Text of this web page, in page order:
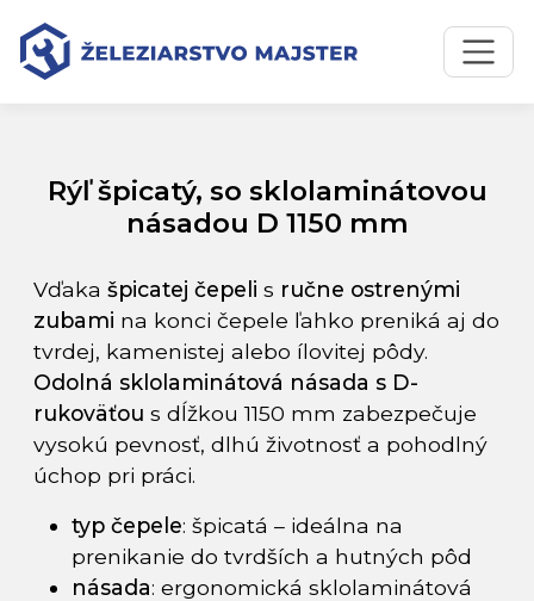
Preskočiť na obsah
Preskočiť na hlavné menu
Úvodná stránka
Rýľ špicatý, so sklolaminátovou násadou D 1150 mm
Rýľ špicatý, so sklolaminátovou
násadou D 1150 mm
Vďaka špicatej čepeli s ručne ostrenými
zubami na konci čepele ľahko preniká aj do
tvrdej, kamenistej alebo ílovitej pôdy.
Odolná sklolaminátová násada s D-
rukoväťou s dĺžkou 1150 mm zabezpečuje
vysokú pevnosť, dlhú životnosť a pohodlný
úchop pri práci.
typ čepele: špicatá – ideálna na
prenikanie do tvrdších a hutných pôd
násada: ergonomická sklolaminátová